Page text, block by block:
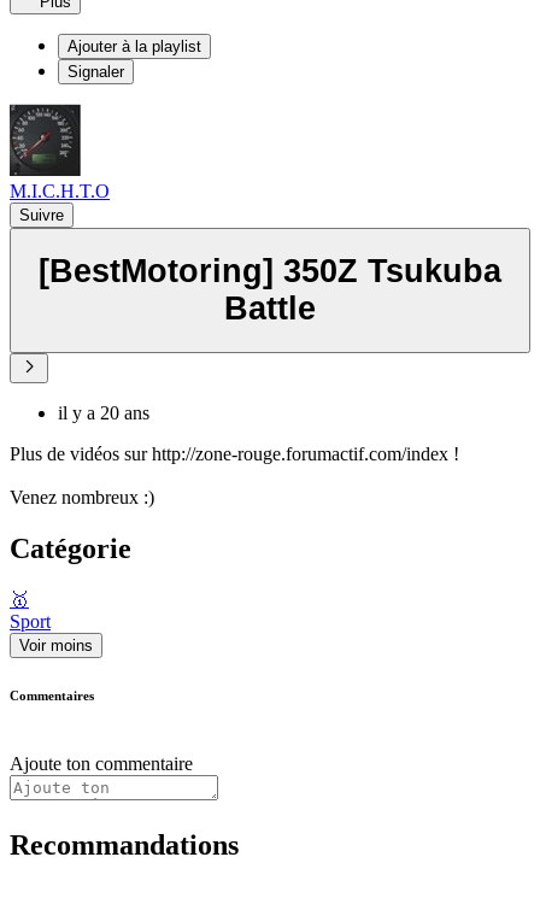
Ajouter à la playlist
Signaler
M.I.C.H.T.O
Suivre
[BestMotoring] 350Z Tsukuba
Battle
il y a 20 ans
Plus de vidéos sur http://zone-rouge.forumactif.com/index !
Venez nombreux :)
Catégorie
🥇
Sport
Voir moins
Commentaires
Ajoute ton commentaire
Recommandations